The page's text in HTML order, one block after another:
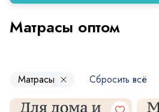
Матрасы оптом
Матрасы Сбросить всё